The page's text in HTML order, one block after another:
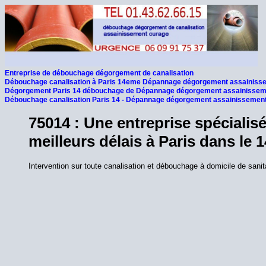
Entreprise de débouchage dégorgement de canalisation
Débouchage canalisation à Paris 14eme Dépannage dégorgement
Dégorgement Paris 14 débouchage de Dépannage dégorgement
Débouchage canalisation Paris 14 - Dépannage dégorgement
75014 : Une entreprise
meilleurs délais à Paris dans le
Intervention sur toute canalisation et débouchage à domicile de